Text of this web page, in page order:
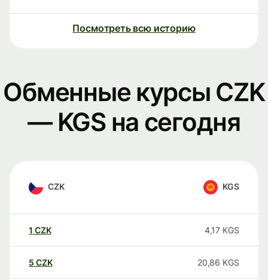
Посмотреть всю историю
Обменные курсы CZK
— KGS на сегодня
CZK KGS
1 CZK 4,17 KGS
5 CZK 20,86 KGS